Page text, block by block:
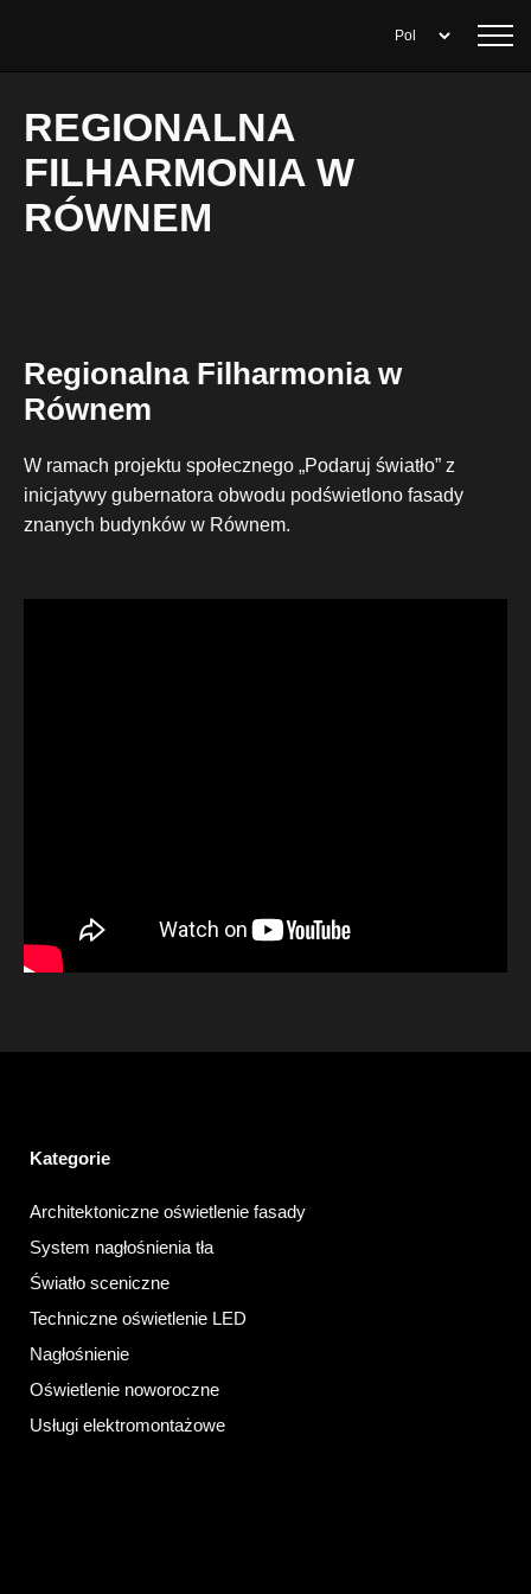
REGIONALNA
FILHARMONIA W
RÓWNEM
Regionalna Filharmonia w
Równem
W ramach projektu społecznego „Podaruj światło” z
inicjatywy gubernatora obwodu podświetlono fasady
znanych budynków w Równem.
Kategorie
Architektoniczne oświetlenie fasady
System nagłośnienia tła
Światło sceniczne
Techniczne oświetlenie LED
Nagłośnienie
Oświetlenie noworoczne
Usługi elektromontażowe